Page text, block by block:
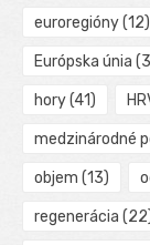
euroregióny(12)
Európska únia
hory(41)
medzinárodné
objem (13)
regenerácia